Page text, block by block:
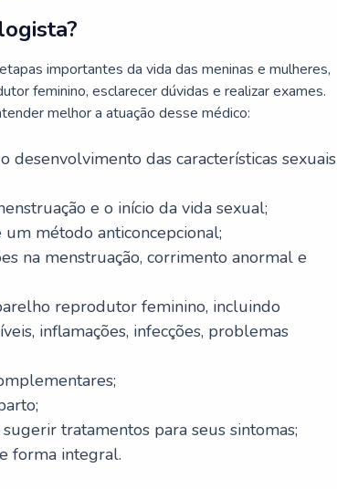
importantes da vida das meninas e mulheres,
feminino, esclarecer dúvidas e realizar exames.
melhor a atuação desse médico:
desenvolvimento das características sexuais
e o início da vida sexual;
método anticoncepcional;
na menstruação, corrimento anormal e
reprodutor feminino, incluindo
inflamações, infecções, problemas
tratamentos para seus sintomas;
forma integral.